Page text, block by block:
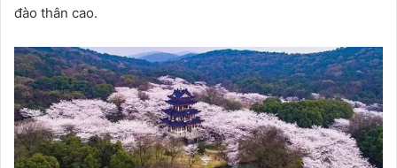
đào thân cao.